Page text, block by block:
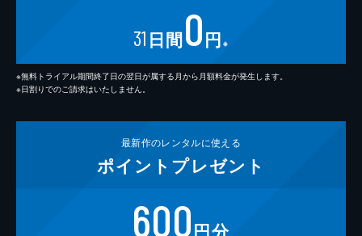
31 日間0円 ※
※無料トライアル期間終了日の翌日が属する月から月額料金が発生します。
※日割りでのご請求はいたしません。
最新作のレンタルに使える
ポイント プレゼント
600円分